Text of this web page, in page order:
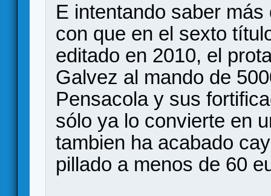
E intentando saber
con que en el sexto
editado en 2010, el
Galvez al mando de
Pensacola y sus
sólo ya lo convierte en
tambien ha acabado
pillado a menos de 60